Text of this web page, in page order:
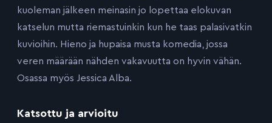
kuoleman jälkeen meinasin jo lopettaa elokuvan
katselun mutta riemastuinkin kun he taas palasivatkin
kuvioihin. Hieno ja hupaisa musta komedia, jossa
veren määrään nähden vakavuutta on hyvin vähän.
Osassa myös Jessica Alba.
Katsottu ja arvioitu